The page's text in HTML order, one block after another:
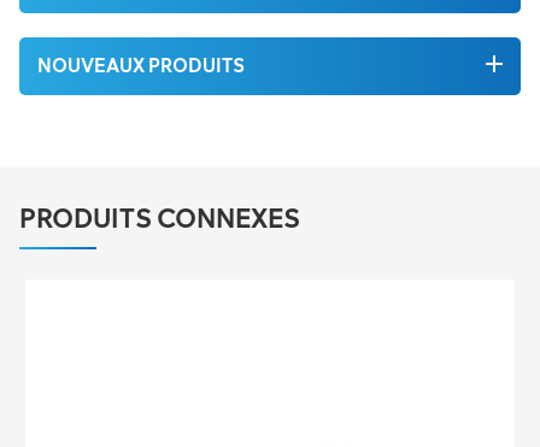
NOUVEAUX PRODUITS
PRODUITS CONNEXES